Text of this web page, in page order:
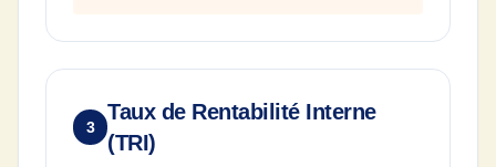
3
Taux de Rentabilité Interne
(TRI)